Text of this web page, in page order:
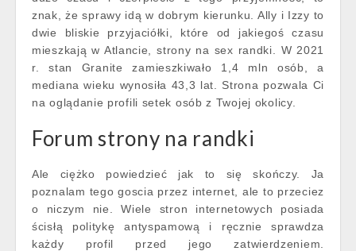
znak, że sprawy idą w dobrym kierunku. Ally i Izzy to
dwie bliskie przyjaciółki, które od jakiegoś czasu
mieszkają w Atlancie, strony na sex randki. W 2021
r. stan Granite zamieszkiwało 1,4 mln osób, a
mediana wieku wynosiła 43,3 lat. Strona pozwala Ci
na oglądanie profili setek osób z Twojej okolicy.
Forum strony na randki
Ale ciężko powiedzieć jak to się skończy. Ja
poznalam tego goscia przez internet, ale to przeciez
o niczym nie. Wiele stron internetowych posiada
ścisłą politykę antyspamową i ręcznie sprawdza
każdy profil przed jego zatwierdzeniem.